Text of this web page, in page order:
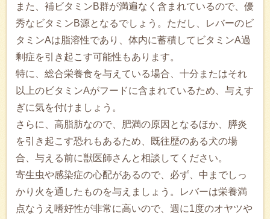
また、補ビタミンB群が満遍なく含まれているので、優
秀なビタミンB源となるでしょう。ただし、レバーのビ
タミンAは脂溶性であり、体内に蓄積してビタミンA過
剰症を引き起こす可能性もあります。
特に、総合栄養食を与えている場合、十分またはそれ
以上のビタミンAがフードに含まれているため、与えす
ぎに気を付けましょう。
さらに、高脂肪なので、肥満の原因となるほか、膵炎
を引き起こす恐れもあるため、既往歴のある犬の場
合、与える前に獣医師さんと相談してください。
寄生虫や感染症の心配があるので、必ず、中までしっ
かり火を通したものを与えましょう。レバーは栄養満
点なうえ嗜好性が非常に高いので、週に1度のオヤツや